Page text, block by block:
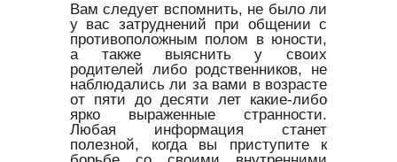
Вам следует вспомнить, не было ли
у вас затруднений при общении с
противоположным полом в юности,
а также выяснить у своих
родителей либо родственников, не
наблюдались ли за вами в возрасте
от пяти до десяти лет какие-либо
ярко выраженные странности.
Любая информация станет
полезной, когда вы приступите к